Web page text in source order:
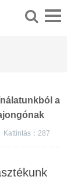
a
Kattintás： 287